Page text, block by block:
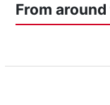
From